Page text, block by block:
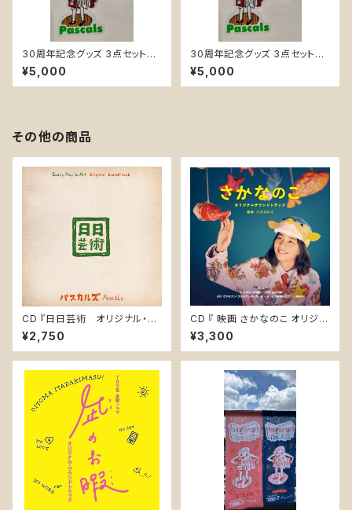
30周年記念グッズ 3点セットB
＊送料無料 『Tシャツ・ ステッ
カー ・アーティストクリアファイ
ル』
¥5,000
30周年記念グッズ 3点セットA
＊送料無料 『Tシャツ・ ステッ
カー ・アーティストクリアファイ
ル』
¥5,000
その他の商品
CD 『日日芸術 オリジナル・サ
ウンドトラック / Every Day i
s Art Original Soundtrack』
PASK-0010
¥2,750
CD 『 映画 さかなのこ オリジナ
ルサウンドトラック』(LACA-25
013)
¥3,300